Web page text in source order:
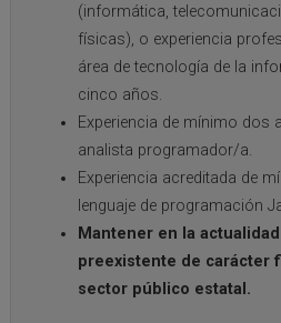
(informática,
físicas), o experiencia
área de tecnología de la
cinco años.
Experiencia de mínimo dos
analista programador/a.
Experiencia acreditada de
lenguaje de programación
Mantener en la
preexistente de carácter
sector público estatal.